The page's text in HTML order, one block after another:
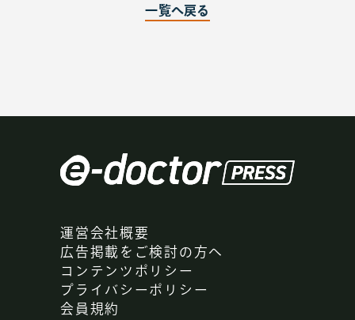
【監修：Dr.高須克弥】YESな男 第2話
一覧へ戻る
運営会社概要
広告掲載をご検討の方へ
コンテンツポリシー
プライバシーポリシー
会員規約